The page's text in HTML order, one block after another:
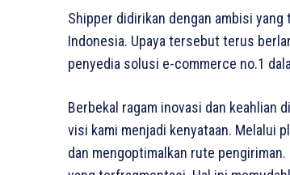
Shipper didirikan dengan ambisi
Indonesia. Upaya tersebut terus
penyedia solusi e-commerce no.1
Berbekal ragam inovasi dan keahlian
visi kami menjadi kenyataan. Melalui
dan mengoptimalkan rute